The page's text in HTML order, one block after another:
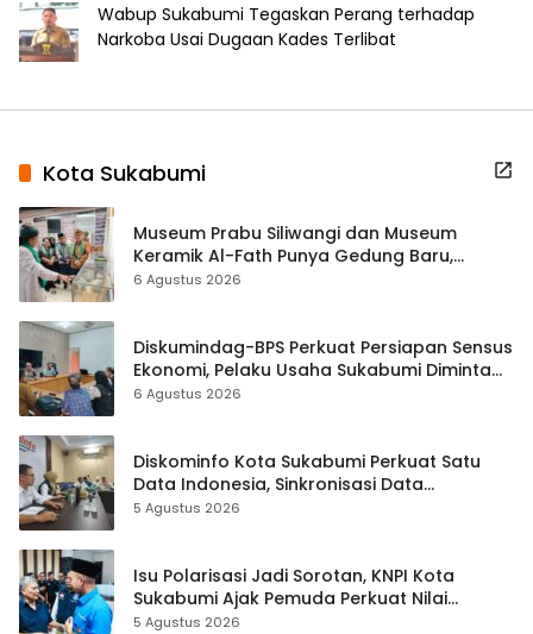
Wabup Sukabumi Tegaskan Perang terhadap
Narkoba Usai Dugaan Kades Terlibat
Kota Sukabumi
Museum Prabu Siliwangi dan Museum
Keramik Al-Fath Punya Gedung Baru,
Hampir 500 Koleksi Dipisahkan
6 Agustus 2026
Diskumindag-BPS Perkuat Persiapan Sensus
Ekonomi, Pelaku Usaha Sukabumi Diminta
Terbuka Beri Data
6 Agustus 2026
Diskominfo Kota Sukabumi Perkuat Satu
Data Indonesia, Sinkronisasi Data
Kewilayahan Dikebut
5 Agustus 2026
Isu Polarisasi Jadi Sorotan, KNPI Kota
Sukabumi Ajak Pemuda Perkuat Nilai
Kebangsaan
5 Agustus 2026